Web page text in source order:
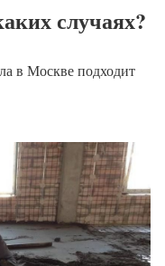
случаях?
в Москве подходит